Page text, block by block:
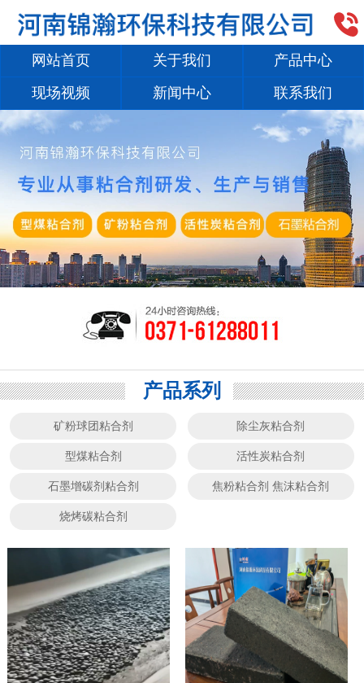

网站首页 关于我们
产品中心
现场视频
新闻中心 联系我们
1/2
产品系列
矿粉球团粘合剂 除尘灰粘合剂
型煤粘合剂 活性炭粘合剂
石墨增碳剂粘合剂 焦粉粘合剂 焦沫粘合剂
烧烤碳粘合剂